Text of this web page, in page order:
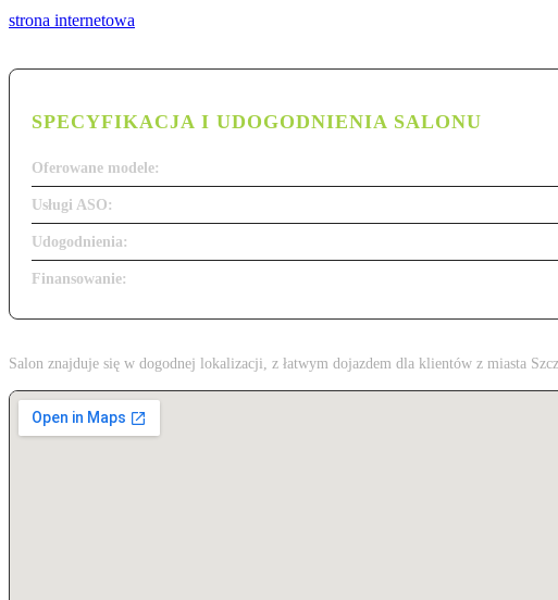
strona internetowa
SPECYFIKACJA I UDOGODNIENIA SALONU
Oferowane modele:
Usługi ASO:
Udogodnienia:
Finansowanie:
Salon znajduje się w dogodnej lokalizacji, z łatwym dojazdem dla klientów z miasta